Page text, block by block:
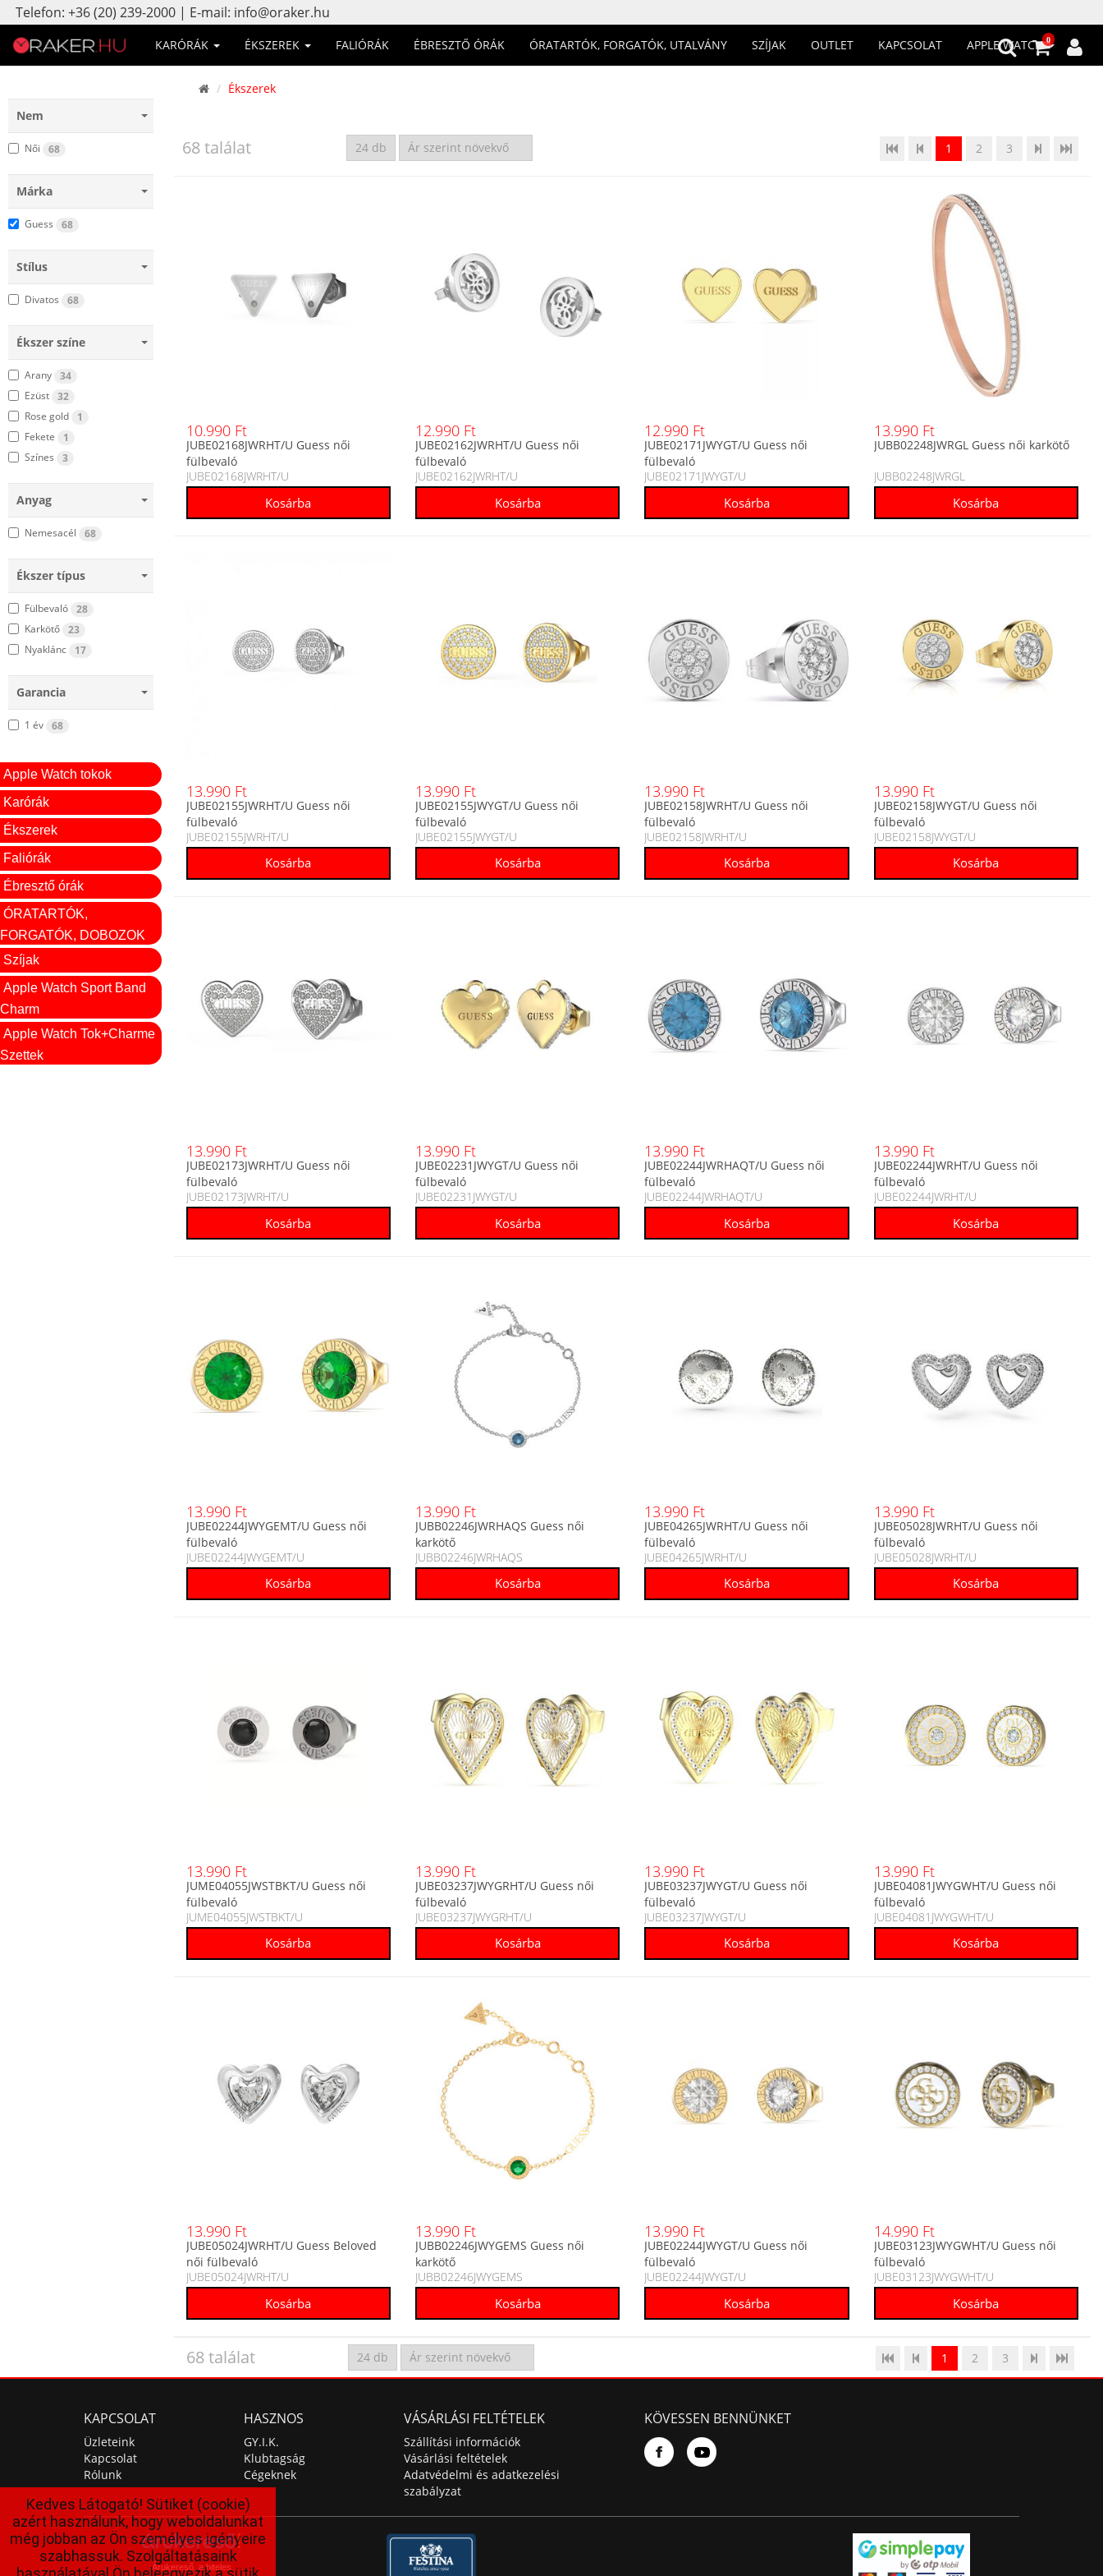
Telefon: +36 (20) 239-2000 | E-mail: info@oraker.hu
0
KARÓRÁK ÉKSZEREK FALIÓRÁK ÉBRESZTŐ ÓRÁK ÓRATARTÓK, FORGATÓK, UTALVÁNY SZÍJAK OUTLET KAPCSOLAT APPLE WATCH
Nem
Női 68
Márka
Guess 68
Stílus
Divatos 68
Ékszer színe
Arany 34
Ezüst 32
Rose gold
1
Fekete
1
Színes
3
Anyag
Nemesacél 68
Ékszer típus
Fülbevaló 28
Karkötő 23
Nyaklánc
17
Garancia
1 év 68
Apple Watch tokok
Karórák
Ékszerek
Faliórák
Ébresztő órák
ÓRATARTÓK,
FORGATÓK, DOBOZOK
Szíjak
Apple Watch Sport Band
Charm
Apple Watch Tok+Charme
Szettek
Ékszerek
68 találat 1 2 3
10.990 Ft
JUBE02168JWRHT/U Guess női
fülbevaló
JUBE02168JWRHT/U
12.990 Ft
JUBE02162JWRHT/U Guess női
fülbevaló
JUBE02162JWRHT/U
12.990 Ft
JUBE02171JWYGT/U Guess női
fülbevaló
JUBE02171JWYGT/U
13.990 Ft
JUBB02248JWRGL Guess női karkötő
JUBB02248JWRGL
13.990 Ft
JUBE02155JWRHT/U Guess női
fülbevaló
JUBE02155JWRHT/U
13.990 Ft
JUBE02155JWYGT/U Guess női
fülbevaló
JUBE02155JWYGT/U
13.990 Ft
JUBE02158JWRHT/U Guess női
fülbevaló
JUBE02158JWRHT/U
13.990 Ft
JUBE02158JWYGT/U Guess női
fülbevaló
JUBE02158JWYGT/U
13.990 Ft
JUBE02173JWRHT/U Guess női
fülbevaló
JUBE02173JWRHT/U
13.990 Ft
JUBE02231JWYGT/U Guess női
fülbevaló
JUBE02231JWYGT/U
13.990 Ft
JUBE02244JWRHAQT/U Guess női
fülbevaló
JUBE02244JWRHAQT/U
13.990 Ft
JUBE02244JWRHT/U Guess női
fülbevaló
JUBE02244JWRHT/U
13.990 Ft
JUBE02244JWYGEMT/U Guess női
fülbevaló
JUBE02244JWYGEMT/U
13.990 Ft
JUBB02246JWRHAQS Guess női
karkötő
JUBB02246JWRHAQS
13.990 Ft
JUBE04265JWRHT/U Guess női
fülbevaló
JUBE04265JWRHT/U
13.990 Ft
JUBE05028JWRHT/U Guess női
fülbevaló
JUBE05028JWRHT/U
13.990 Ft
JUME04055JWSTBKT/U Guess női
fülbevaló
JUME04055JWSTBKT/U
13.990 Ft
JUBE03237JWYGRHT/U Guess női
fülbevaló
JUBE03237JWYGRHT/U
13.990 Ft
JUBE03237JWYGT/U Guess női
fülbevaló
JUBE03237JWYGT/U
13.990 Ft
JUBE04081JWYGWHT/U Guess női
fülbevaló
JUBE04081JWYGWHT/U
13.990 Ft
JUBE05024JWRHT/U Guess Beloved
női fülbevaló
JUBE05024JWRHT/U
13.990 Ft
JUBB02246JWYGEMS Guess női
karkötő
JUBB02246JWYGEMS
13.990 Ft
JUBE02244JWYGT/U Guess női
fülbevaló
JUBE02244JWYGT/U
14.990 Ft
JUBE03123JWYGWHT/U Guess női
fülbevaló
JUBE03123JWYGWHT/U
68 találat 1 2 3
KAPCSOLAT
Üzleteink
Kapcsolat
Rólunk
HASZNOS
GY.I.K.
Klubtagság
Cégeknek
VÁSÁRLÁSI FELTÉTELEK
Szállítási információk
Vásárlási feltételek
Adatvédelmi és adatkezelési
szabályzat
KÖVESSEN BENNÜNKET
Árukereső, a hiteles
Kedves Látogató! Sütiket (cookie)
azért használunk, hogy weboldalunkat
még jobban az Ön személyes igényeire
szabhassuk. Szolgáltatásaink